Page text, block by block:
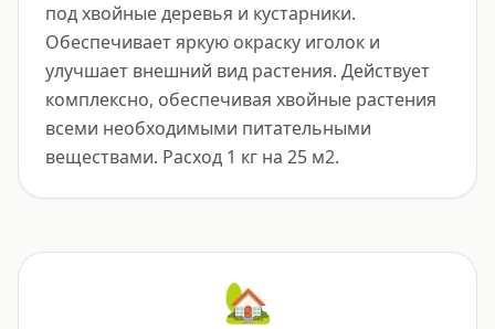
под хвойные деревья и кустарники.
Обеспечивает яркую окраску иголок и
улучшает внешний вид растения. Действует
комплексно, обеспечивая хвойные растения
всеми необходимыми питательными
веществами. Расход 1 кг на 25 м2.
🏡